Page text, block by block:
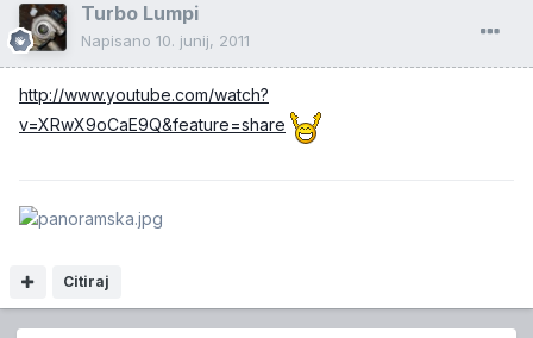
Turbo Lumpi
Napisano 10. junij, 2011
http://www.youtube.com/watch?
v=XRwX9oCaE9Q&feature=share
Citiraj